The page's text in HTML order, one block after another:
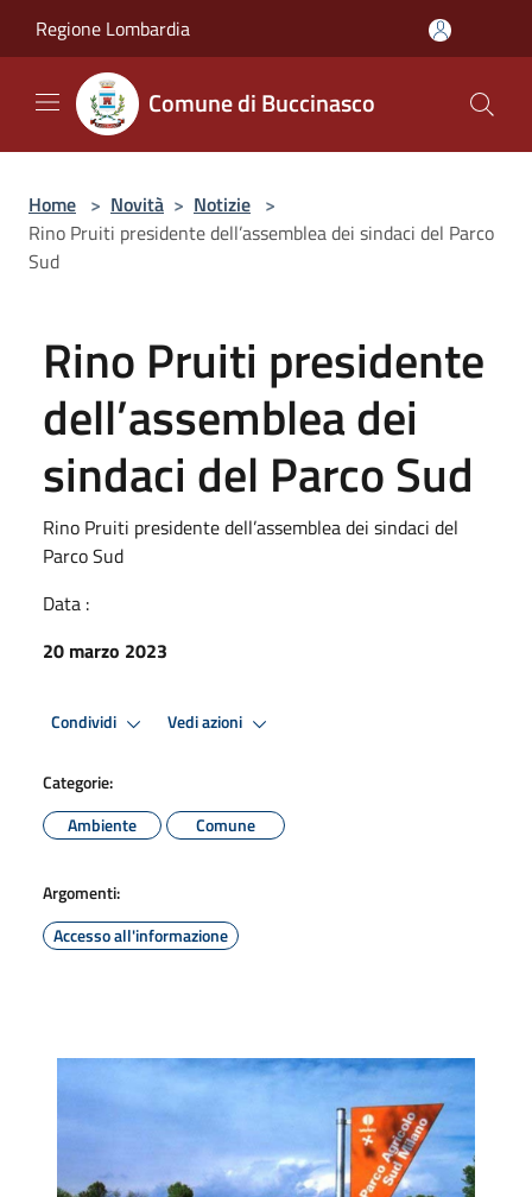
Regione Lombardia
Comune di Buccinasco
Home > Novità > Notizie >
Rino Pruiti presidente dell’assemblea dei sindaci del Parco
Sud
Rino Pruiti presidente
dell’assemblea dei
sindaci del Parco Sud
Rino Pruiti presidente dell’assemblea dei sindaci del
Parco Sud
Data :
20 marzo 2023
Condividi Vedi azioni
Categorie:
Ambiente
Comune
Argomenti:
Accesso all'informazione